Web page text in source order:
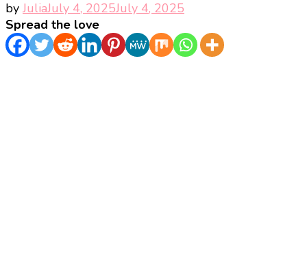
byJuliaJuly 4, 2025July 4, 2025
Spread the love